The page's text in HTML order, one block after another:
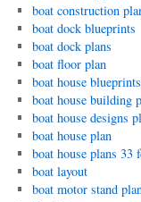
boat construction
boat dock blueprints
boat dock plans
boat floor plan
boat house blueprints
boat house building
boat house designs
boat house plan
boat house plans 33
boat layout
boat motor stand